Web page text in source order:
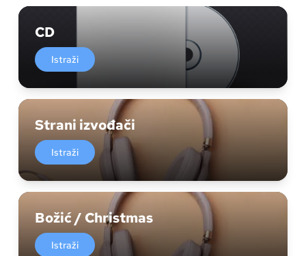
CD
Istraži
Strani izvođači
Istraži
Božić / Christmas
Istraži